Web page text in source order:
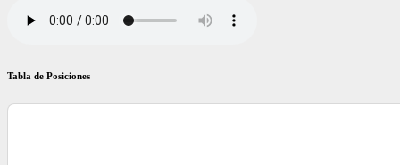
Tabla de Posiciones